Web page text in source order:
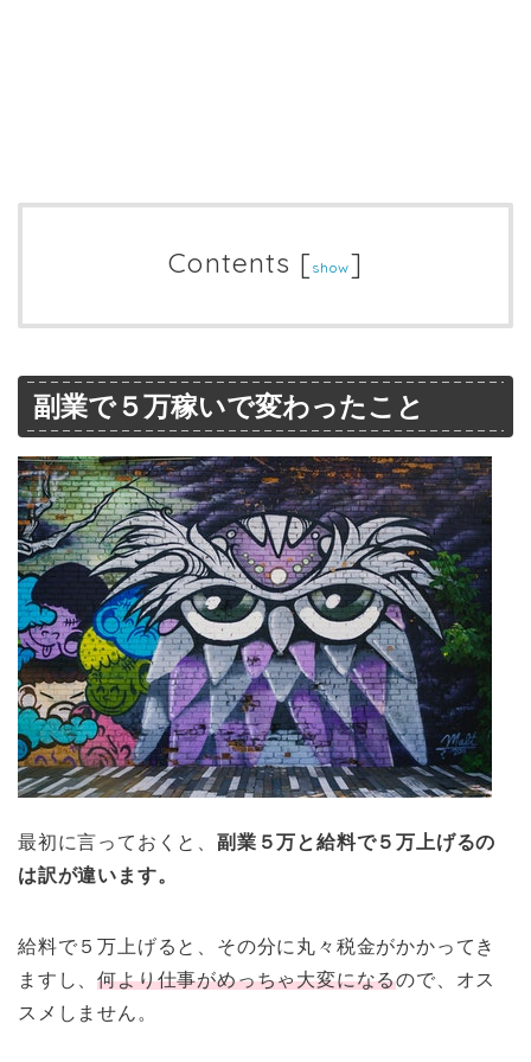
Contents [show]
副業で５万稼いで変わったこと
最初に言っておくと、 副業５万と給料で５万上げるの
は訳が違います。
給料で５万上げると、その分に丸々税金がかかってき
ますし、何より仕事がめっちゃ大変になるので、オス
スメしません。